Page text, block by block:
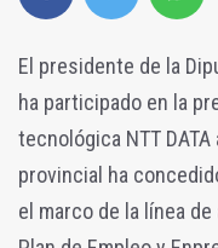
El presidente de la
ha participado en la
tecnológica NTT
provincial ha
el marco de la línea